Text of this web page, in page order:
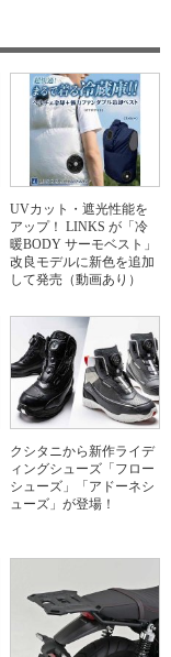
UVカット・遮光性能を
アップ！ LINKS が「冷
暖BODY サーモベスト」
改良モデルに新色を追加
して発売（動画あり）
クシタニから新作ライデ
ィングシューズ「フロー
シューズ」「アドーネシ
ューズ」が登場！